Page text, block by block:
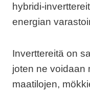
hybridi-
energian
Inverttereitä on
joten ne voidaan
maatilojen,